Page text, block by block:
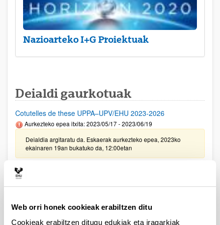
Web orri honek cookieak erabiltzen ditu
Cookieak erabiltzen ditugu edukiak eta iragarkiak
Nazioarteko I+G Proiektuak
Deialdi gaurkotuak
Cotutelles de these UPPA–UPV/EHU 2023-2026
Aurkezteko epea itxita: 2023/05/17 - 2023/06/19
Deialdia argitaratu da. Eskaerak aurkezteko epea, 2023ko
ekainaren 19an bukatuko da, 12:00etan
UPV/EHU eta Vital Fundazioaren arteko ikerketa
proiektuetarako deialdia 2023
2023/05/31 Emandako eta ukatutako eskaeren behin betiko